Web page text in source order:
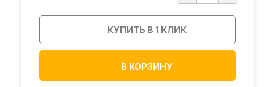
КУПИТЬ В 1 КЛИК
В КОРЗИНУ